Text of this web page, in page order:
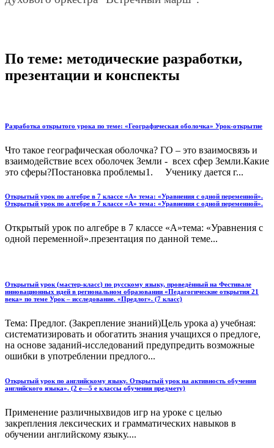
По теме: методические разработки,
презентации и конспекты
Разработка открытого урока по теме: «Географическая оболочка» Урок-открытие
Что такое географическая оболочка? ГО – это взаимосвязь и
взаимодействие всех оболочек Земли - всех сфер Земли.Какие
это сферы?Постановка проблемы1. Ученику дается г...
Открытый урок по алгебре в 7 классе «А» тема: «Уравнения с одной переменной».
Открытый урок по алгебре в 7 классе «А» тема: «Уравнения с одной переменной».
Открытый урок по алгебре в 7 классе «А»тема: «Уравнения с
одной переменной».презентация по данной теме...
Открытый урок (мастер-класс) по русскому языку, проведённый на Фестивале
инновационных идей в региональном образовании «Педагогические открытия 21
века» по теме Урок – исследование. «Предлог». (7 класс)
Тема: Предлог. (Закрепление знаний)Цель урока а) учебная:
систематизировать и обогатить знания учащихся о предлоге,
на основе заданий-исследований предупредить возможные
ошибки в употреблении предлого...
Открытый урок по английскому языку. Открытый урок на активность обучения
английского языка». (2 е—5 е классы обучения предмету)
Применение различныхвидов игр на уроке с целью
закрепления лексических и грамматических навыков в
обучении английскому языку....